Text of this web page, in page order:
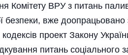
Комітету ВРУ з питань
безпеки, вже
проект Закону
питань соціального